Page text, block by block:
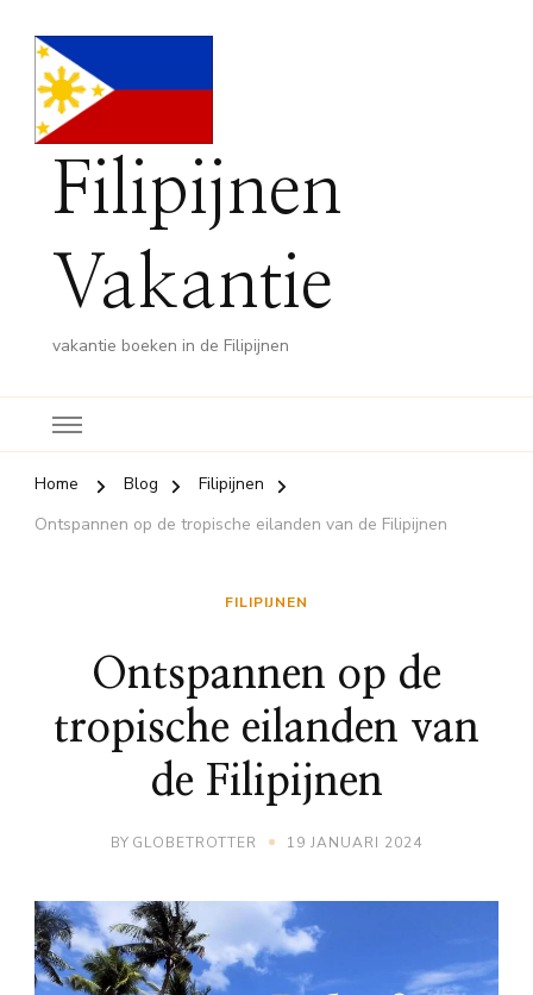
Filipijnen
Vakantie
vakantie boeken in de Filipijnen
Home Blog
Filipijnen
Ontspannen op de tropische eilanden van de Filipijnen
FILIPIJNEN
Ontspannen op de
tropische eilanden van
de Filipijnen
BY GLOBETROTTER 19 JANUARI 2024